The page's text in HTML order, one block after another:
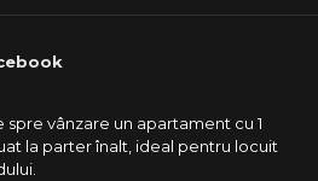
vânzare un apartament cu 1
la parter înalt, ideal pentru locuit